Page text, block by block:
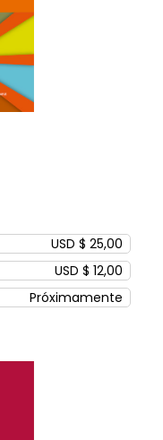
USD $ 25,00
USD $ 12,00
Próximamente